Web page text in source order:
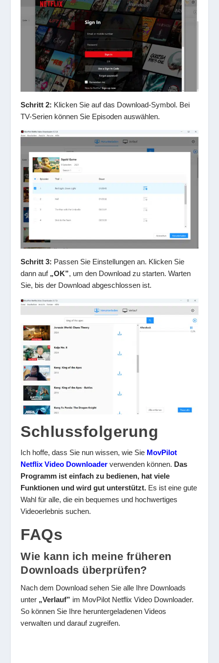
Schritt 2: Klicken Sie auf das Download-Symbol. Bei
TV-Serien können Sie Episoden auswählen.
Schritt 3: Passen Sie Einstellungen an. Klicken Sie
dann auf„OK”, um den Download zu starten. Warten
Sie, bis der Download abgeschlossen ist.
Schlussfolgerung
Ich hoffe, dass Sie nun wissen, wie Sie MovPilot
Netflix Video Downloader verwenden können. Das
Programm ist einfach zu bedienen, hat viele
Funktionen und wird gut unterstützt. Es ist eine gute
Wahl für alle, die ein bequemes und hochwertiges
Videoerlebnis suchen.
FAQs
Wie kann ich meine früheren
Downloads überprüfen?
Nach dem Download sehen Sie alle Ihre Downloads
unter „Verlauf” im MovPilot Netflix Video Downloader.
So können Sie Ihre heruntergeladenen Videos
verwalten und darauf zugreifen.